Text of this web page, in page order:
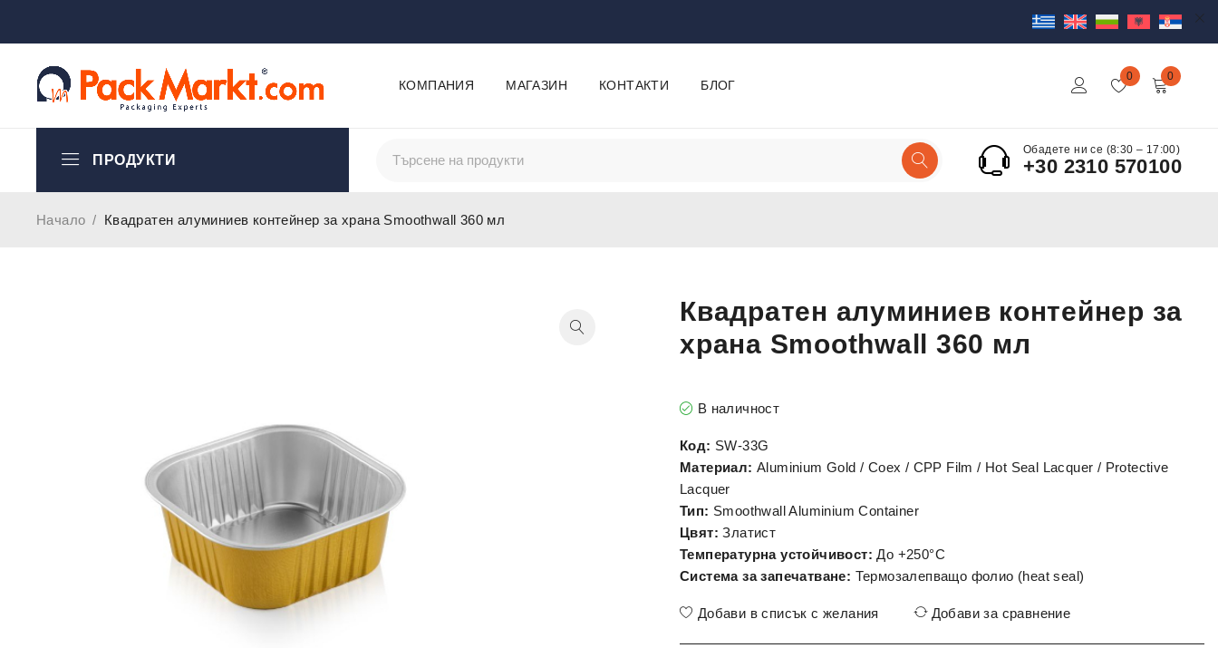
КОМПАНИЯ МАГАЗИН КОНТАКТИ БЛОГ
0 0
ПРОДУКТИ
Обадете ни се (8:30 – 17:00)
+30 2310 570100
Начало / Квадратен алуминиев контейнер за храна Smoothwall 360 мл
Квадратен алуминиев контейнер за
храна Smoothwall 360 мл
В наличност
Код: SW-33G
Материал: Aluminium Gold / Coex / CPP Film / Hot Seal Lacquer / Protective
Lacquer
Тип: Smoothwall Aluminium Container
Цвят: Златист
Температурна устойчивост: До +250°C
Система за запечатване: Термозалепващо фолио (heat seal)
Добави в списък с желания Добави за сравнение